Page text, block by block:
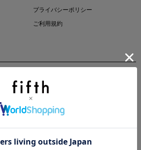
プライバシーポリシー
ご利用規約